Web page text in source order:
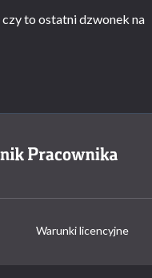
czy to ostatni dzwonek na
Warunki licencyjne